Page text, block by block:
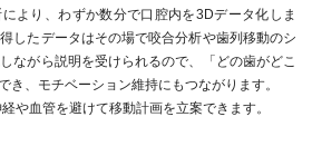
より、わずか数分で口腔内を3Dデータ化しま
したデータはその場で咬合分析や歯列移動のシ
ながら説明を受けられるので、「どの歯がどこ
、モチベーション維持にもつながります。
や血管を避けて移動計画を立案できます。